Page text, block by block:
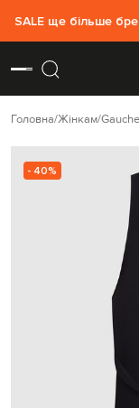
SALE ще більше
Головна Жінкам
- 40%